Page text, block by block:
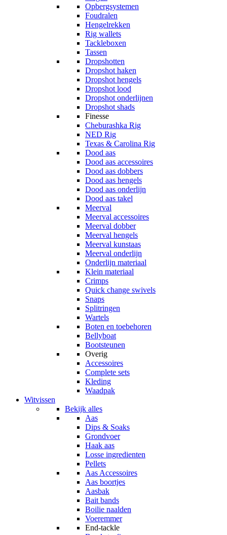
Opbergsystemen
Foudralen
Hengelrekken
Rig wallets
Tackleboxen
Tassen
Dropshotten
Dropshot haken
Dropshot hengels
Dropshot lood
Dropshot onderlijnen
Dropshot shads
Finesse
Cheburashka Rig
NED Rig
Texas & Carolina Rig
Dood aas
Dood aas accessoires
Dood aas dobbers
Dood aas hengels
Dood aas onderlijn
Dood aas takel
Meerval
Meerval accessoires
Meerval dobber
Meerval hengels
Meerval kunstaas
Meerval onderlijn
Onderlijn materiaal
Klein materiaal
Crimps
Quick change swivels
Snaps
Splitringen
Wartels
Boten en toebehoren
Bellyboat
Bootsteunen
Overig
Accessoires
Complete sets
Kleding
Waadpak
Witvissen
Bekijk alles
Aas
Dips & Soaks
Grondvoer
Haak aas
Losse ingredienten
Pellets
Aas Accessoires
Aas boortjes
Aasbak
Bait bands
Boilie naalden
Voeremmer
End-tackle